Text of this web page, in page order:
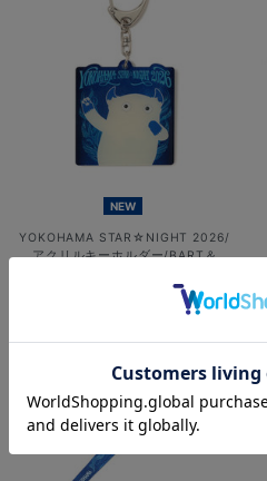
NEW
YOKOHAMA STAR☆NIGHT 2026/
アクリルキーホルダー/BART＆